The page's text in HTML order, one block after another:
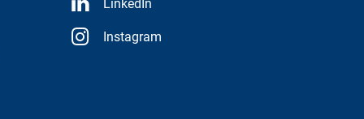
LinkedIn
Instagram